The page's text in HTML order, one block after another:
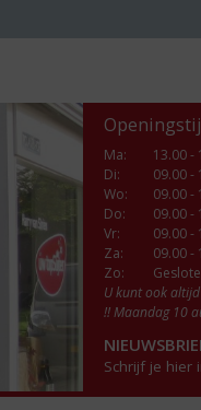
Ma:
13.00 -
Di:
09.00 -
Wo:
09.00 -
Do:
09.00 -
Vr:
09.00 -
Za:
09.00 -
Zo:
U kunt ook
!! Maandag 10
Schrijf je hier